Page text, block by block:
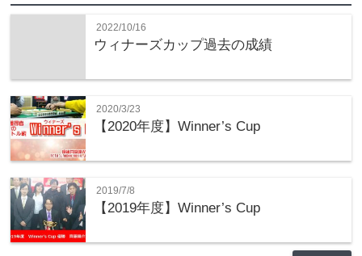
2022/10/16
ウィナーズカップ過去の成績
2020/3/23
【2020年度】Winner’s Cup
2019/7/8
【2019年度】Winner’s Cup